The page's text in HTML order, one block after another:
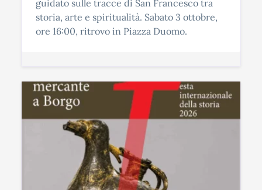
guidato sulle tracce di San Francesco tra
storia, arte e spiritualità. Sabato 3 ottobre,
ore 16:00, ritrovo in Piazza Duomo.